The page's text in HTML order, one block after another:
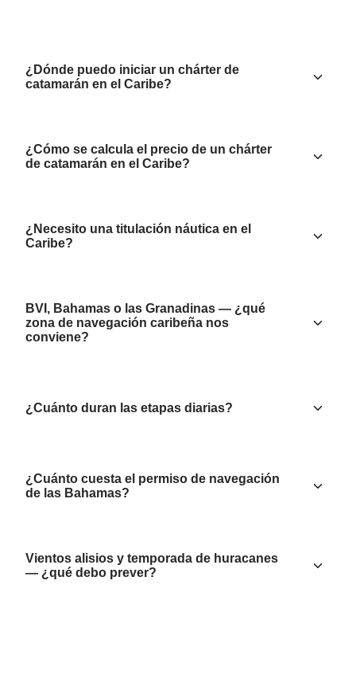
¿Dónde puedo iniciar un chárter de
catamarán en el Caribe?
¿Cómo se calcula el precio de un chárter
de catamarán en el Caribe?
¿Necesito una titulación náutica en el
Caribe?
BVI, Bahamas o las Granadinas — ¿qué
zona de navegación caribeña nos
conviene?
¿Cuánto duran las etapas diarias?
¿Cuánto cuesta el permiso de navegación
de las Bahamas?
Vientos alisios y temporada de huracanes
— ¿qué debo prever?